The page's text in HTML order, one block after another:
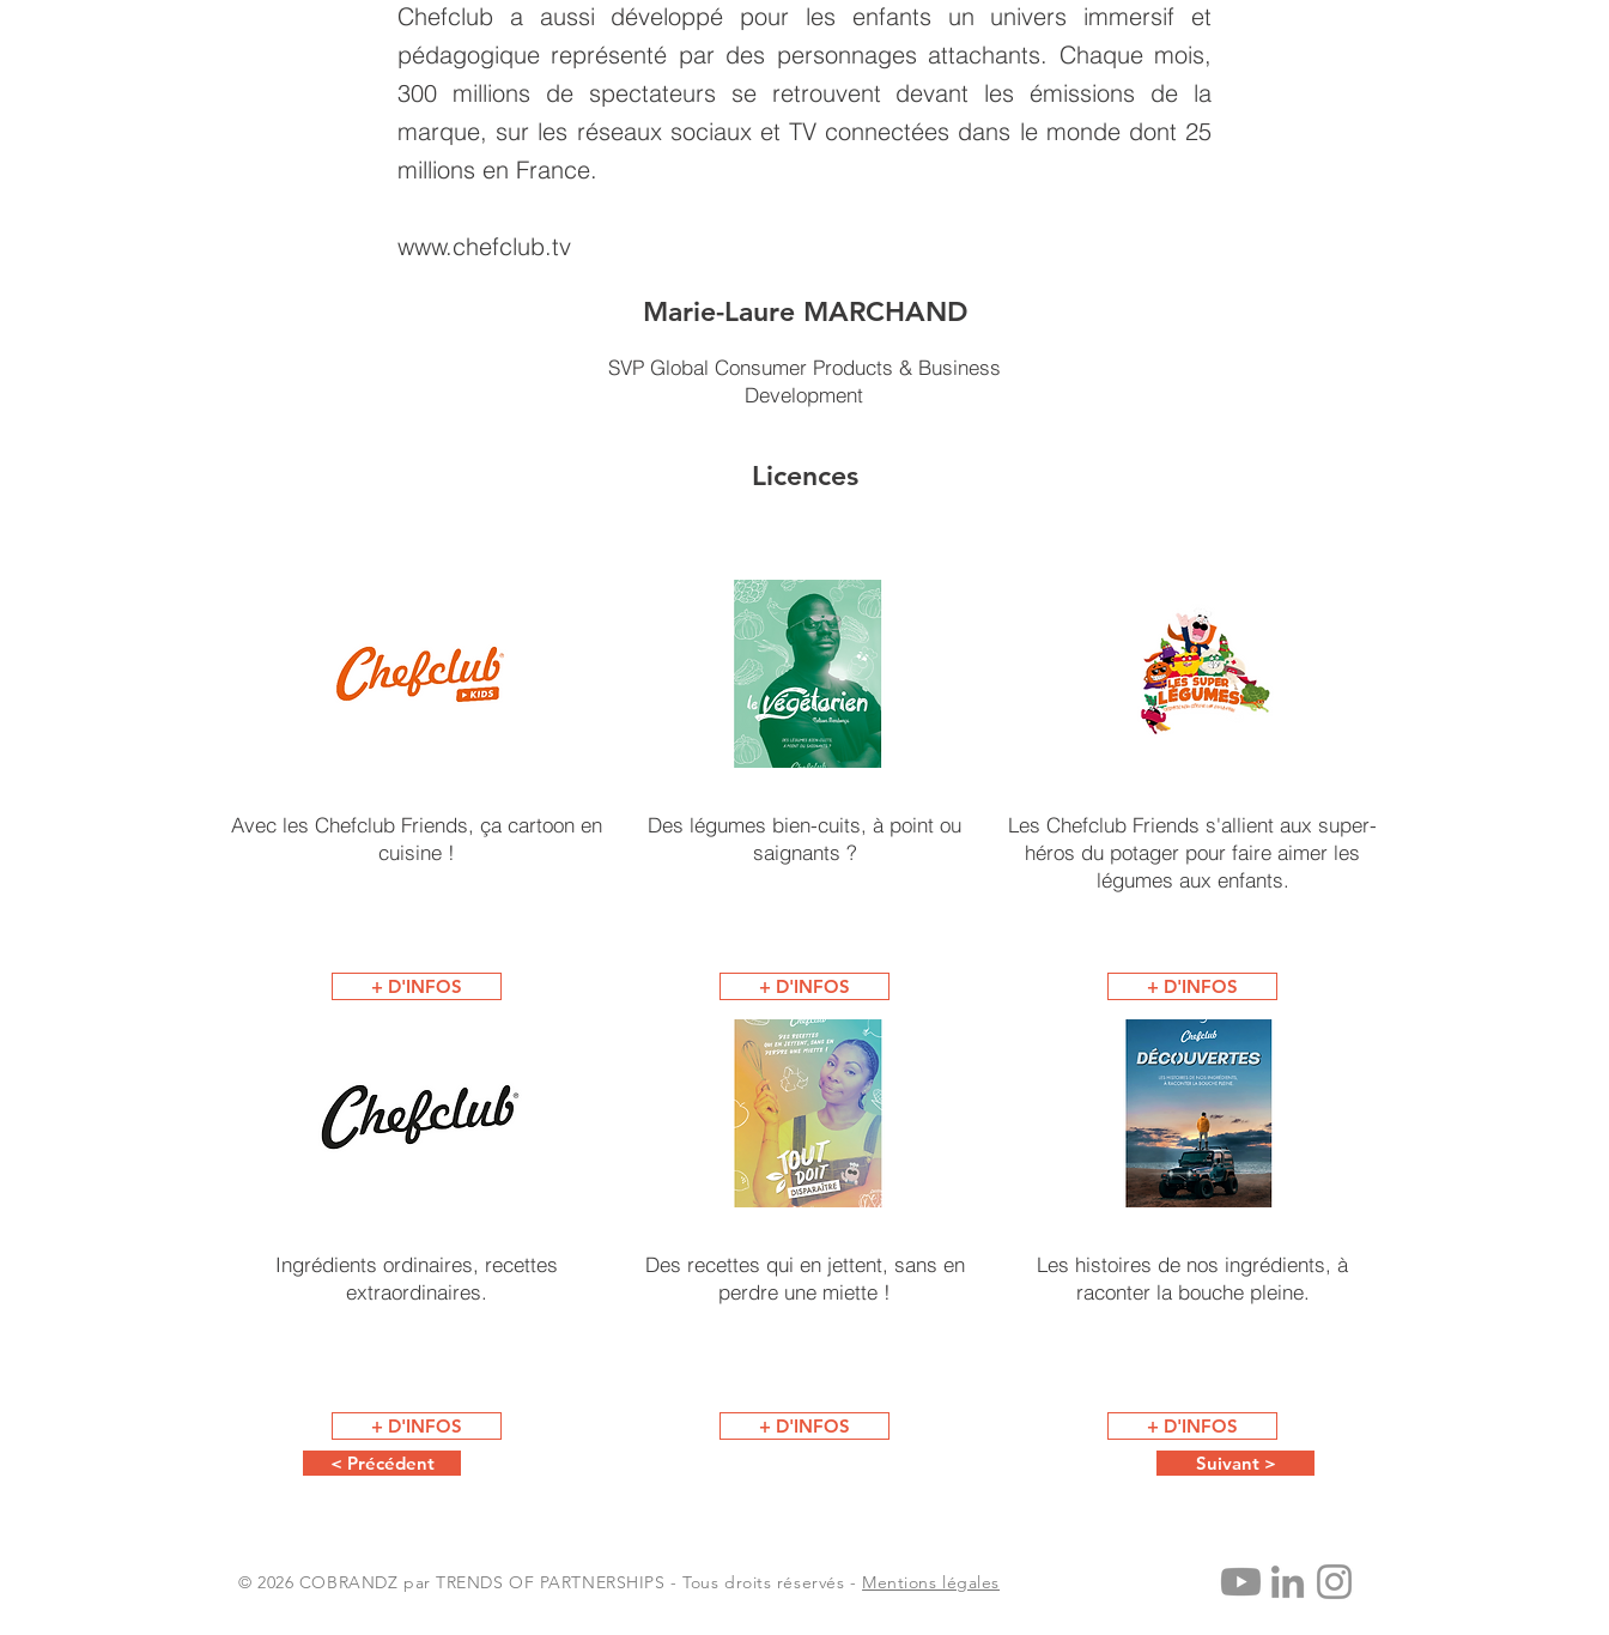
Chefclub a aussi développé pour les enfants un univers immersif et
pédagogique représenté par des personnages attachants. Chaque mois,
300 millions de spectateurs se retrouvent devant les émissions de la
marque, sur les réseaux sociaux et TV connectées dans le monde dont 25
millions en France.
www.chefclub.tv
Marie-Laure MARCHAND
SVP Global Consumer Products & Business
Development
Licences
Avec les Chefclub Friends, ça cartoon en
cuisine !
+ D'INFOS
Ingrédients ordinaires, recettes
extraordinaires.
+ D'INFOS
Des légumes bien-cuits, à point ou
saignants ?
+ D'INFOS
Des recettes qui en jettent, sans en
perdre une miette !
+ D'INFOS
Les Chefclub Friends s'allient aux super-
héros du potager pour faire aimer les
légumes aux enfants.
+ D'INFOS
Les histoires de nos ingrédients, à
raconter la bouche pleine.
+ D'INFOS
< Précédent
Suivant >
© 2026 COBRANDZ par TRENDS OF PARTNERSHIPS - Tous droits réservés - Mentions légales